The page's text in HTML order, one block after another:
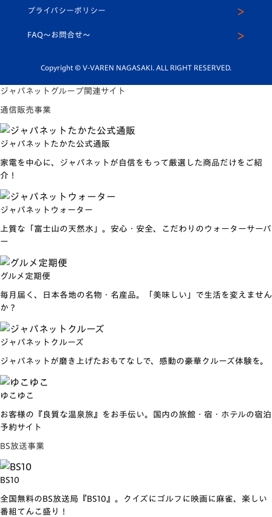
平和祈念活動
ホームタウン活動
スクール
公式LINE＠
プライバシーポリシー
FAQ〜お問合せ〜
Copyright © V-VAREN NAGASAKI. ALL RIGHT RESERVED.
ジャパネットグループ関連サイト
通信販売事業
ジャパネットたかた公式通販
家電を中心に、ジャパネットが自信をもって厳選した商品だけをご紹
介！
ジャパネットウォーター
上質な「富士山の天然水」。安心・安全、こだわりのウォーターサーバ
ー
グルメ定期便
毎月届く、日本各地の名物・名産品。「美味しい」で生活を変えません
か？
ジャパネットクルーズ
ジャパネットが磨き上げたおもてなしで、感動の豪華クルーズ体験を。
ゆこゆこ
お客様の『良質な温泉旅』をお手伝い。国内の旅館・宿・ホテルの宿泊
予約サイト
BS放送事業
BS10
全国無料のBS放送局『BS10』。クイズにゴルフに映画に麻雀、楽しい
番組てんこ盛り！